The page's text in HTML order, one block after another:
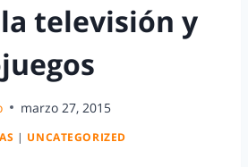
televisión y
marzo 27, 2015
| UNCATEGORIZED